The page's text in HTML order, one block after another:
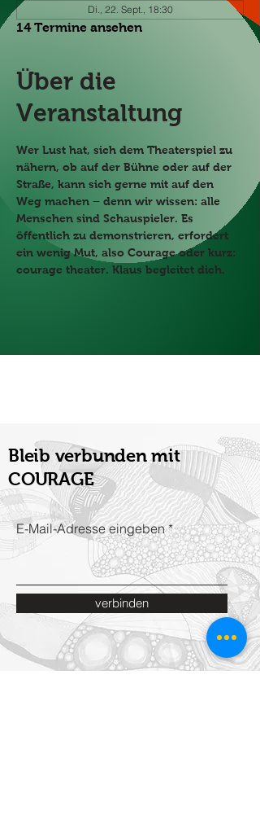
Di., 22. Sept., 18:30
14 Termine ansehen
Über die
Veranstaltung
Wer Lust hat, sich dem Theaterspiel zu
nähern, ob auf der Bühne oder auf der
Straße, kann sich gerne mit auf den
Weg machen – denn wir wissen: alle
Menschen sind Schauspieler. Es
öffentlich zu demonstrieren, erfordert
ein wenig Mut, also Courage oder kurz:
courage theater. Klaus begleitet dich.
Bleib verbunden mit
COURAGE
E-Mail-Adresse eingeben
verbinden